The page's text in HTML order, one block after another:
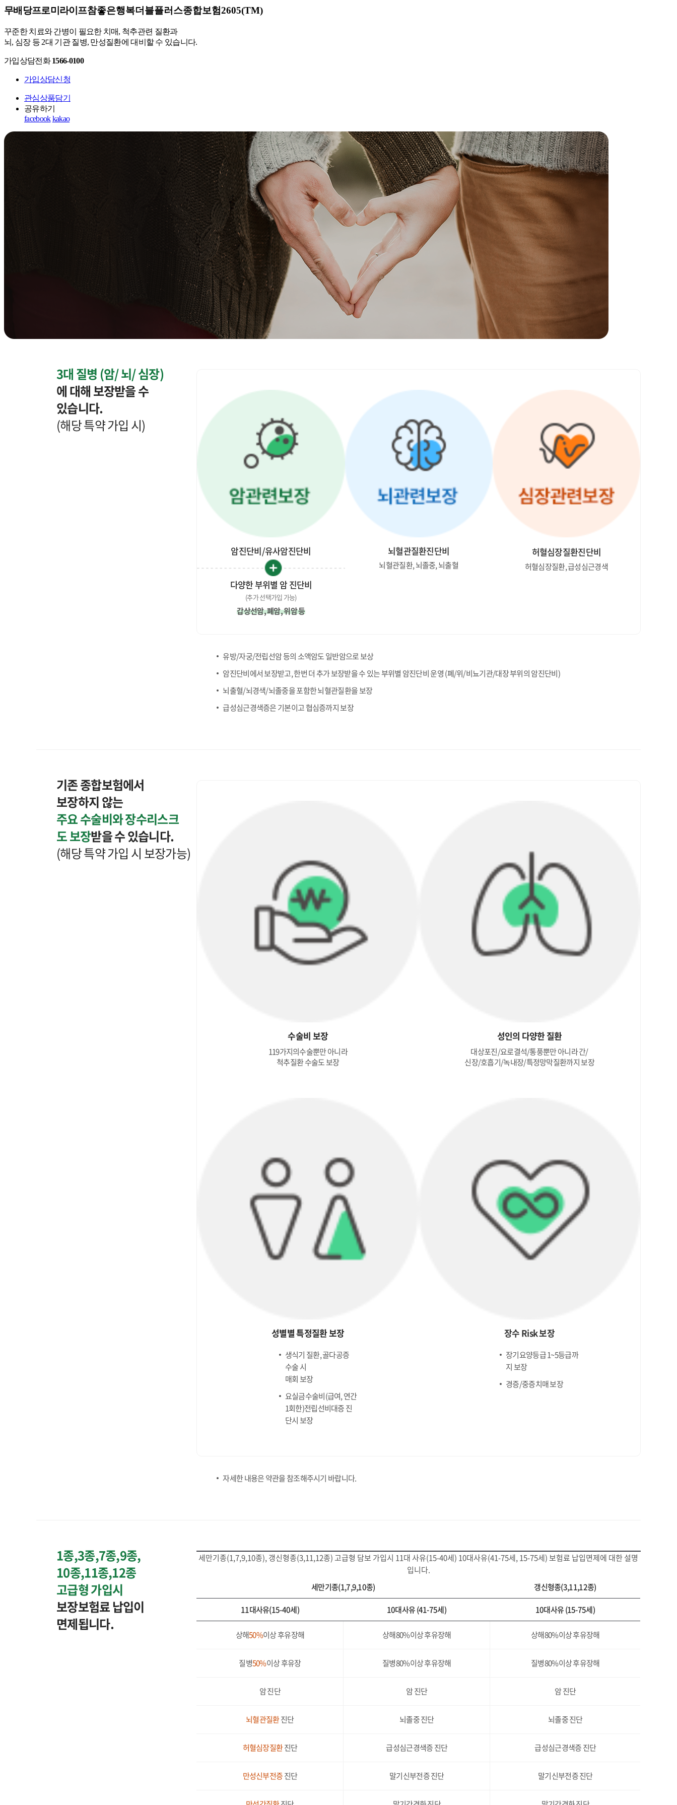
무배당프로미라이프참좋은행복더블플러스종합보험2605(TM)
꾸준한 치료와 간병이 필요한 치매, 척추관련 질환과
뇌, 심장 등 2대 기관 질병, 만성질환에 대비할 수 있습니다.
가입상담전화1566-0100
가입상담신청
관심상품담기
공유하기
facebook kakao
3대 질병 (암/ 뇌/ 심장)
에 대해 보장받을 수
있습니다.
(해당 특약 가입 시)
암진단비/유사암진단비
다양한 부위별 암 진단비
(추가 선택가입 가능)
갑상선암, 폐암, 위암 등
뇌혈관질환진단비
뇌혈관질환, 뇌졸중, 뇌출혈
허혈심장질환진단비
허혈심장질환, 급성심근경색
유방/자궁/전립선암 등의 소액암도 일반암으로 보상
암진단비에서 보장받고, 한번 더 추가 보장받을 수 있는 부위별 암진단비 운영 (폐/위/비뇨기관/대장 부위의 암진단비)
뇌출혈/뇌경색/뇌졸중을 포함한 뇌혈관질환을 보장
급성심근경색증은 기본이고 협심증까지 보장
기존 종합보험에서
보장하지 않는
주요 수술비와 장수리스크
도 보장받을 수 있습니다.
(해당 특약 가입 시 보장가능)
수술비 보장
119가지의수술뿐만 아니라
척추질환 수술도 보장
성인의 다양한 질환
대상포진/요로결석/통풍뿐만 아니라 간/
신장/호흡기/녹내장/특정망막질환까지 보장
성별별 특정질환 보장
생식기 질환, 골다공증
수술 시
매회 보장
요실금수술비(급여, 연간
1회한)전립선비대증 진
단시 보장
장수 Risk 보장
장기요양등급 1~5등급까
지 보장
경증/중증치매 보장
자세한 내용은 약관을 참조해주시기 바랍니다.
1종,3종,7종,9종,
10종,11종,12종
고급형 가입시
보장보험료 납입이
면제됩니다.
세만기종(1,7,9,10종), 갱신형종(3,11,12종) 고급형 담보 가입시 11대 사유(15-40세) 10대사유(41-75세, 15-75세) 보험료 납입면제에 대한 설명
입니다.
세만기종(1,7,9,10종)
갱신형종(3,11,12종)
11대사유(15-40세) 10대사유 (41-75세) 10대사유 (15-75세)
상해50%이상 후유장해 상해80%이상 후유장해 상해80%이상 후유장해
질병50%이상 후유장 질병80%이상 후유장해 질병80%이상 후유장해
암 진단 암 진단 암 진단
뇌혈관질환진단 뇌졸중 진단 뇌졸중 진단
허혈심장질환진단 급성심근경색증 진단 급성심근경색증 진단
만성신부전증진단 말기신부전증 진단 말기신부전증 진단